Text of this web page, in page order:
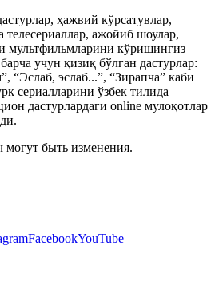
ҳажвий кўрсатувлар,
ажойиб шоулар,
мультфильмларини кўришингиз
учун қизиқ бўлган дастурлар:
“Эслаб, эслаб...”, “Зирапча” каби
сериалларини ўзбек тилида
дастурлардаги online мулоқотлар
могут быть изменения.
FacebookYouTube